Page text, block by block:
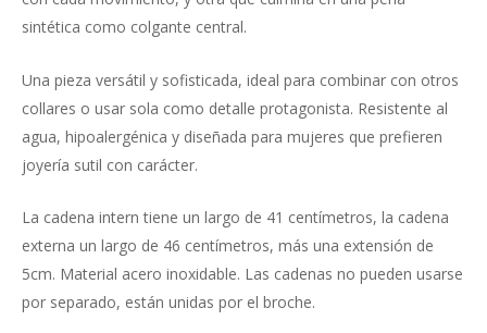
sintética como colgante central.
Una pieza versátil y sofisticada, ideal para combinar con otros
collares o usar sola como detalle protagonista. Resistente al
agua, hipoalergénica y diseñada para mujeres que prefieren
joyería sutil con carácter.
La cadena intern tiene un largo de 41 centímetros, la cadena
externa un largo de 46 centímetros, más una extensión de
5cm. Material acero inoxidable. Las cadenas no pueden usarse
por separado, están unidas por el broche.